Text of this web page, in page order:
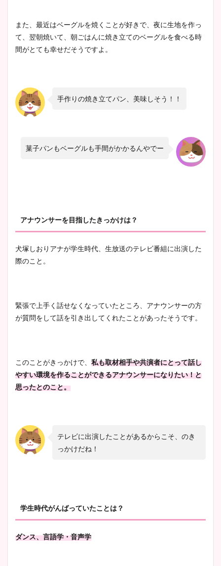
また、最近はベーグルを焼くことが好きで、夜に生地を作っ
て、翌朝焼いて、朝ごはんに焼き立てのベーグルを食べる時
間がとても幸せだそうですよ。
手作りの焼き立てパン、美味しそう！！
菓子パンもベーグルも手間がかかるんやでー
アナウンサーを目指したきっかけは？
犬塚しおりアナが学生時代、生放送のテレビ番組に出演した
際のこと。
緊張で上手く話せなくなっていたところ、アナウンサーの方
が質問をして話を引き出してくれたことがあったそうです。
このことがきっかけで、 私も取材相手や共演者にとって話し
やすい環境を作ることができるアナウンサーになりたい！と
思ったとのこと。
テレビに出演したことがあるからこそ、のき
っかけだね！
学生時代がんばっていたことは？
ダンス、言語学・音声学